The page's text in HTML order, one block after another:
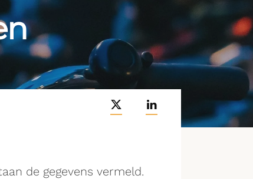
de gegevens vermeld.